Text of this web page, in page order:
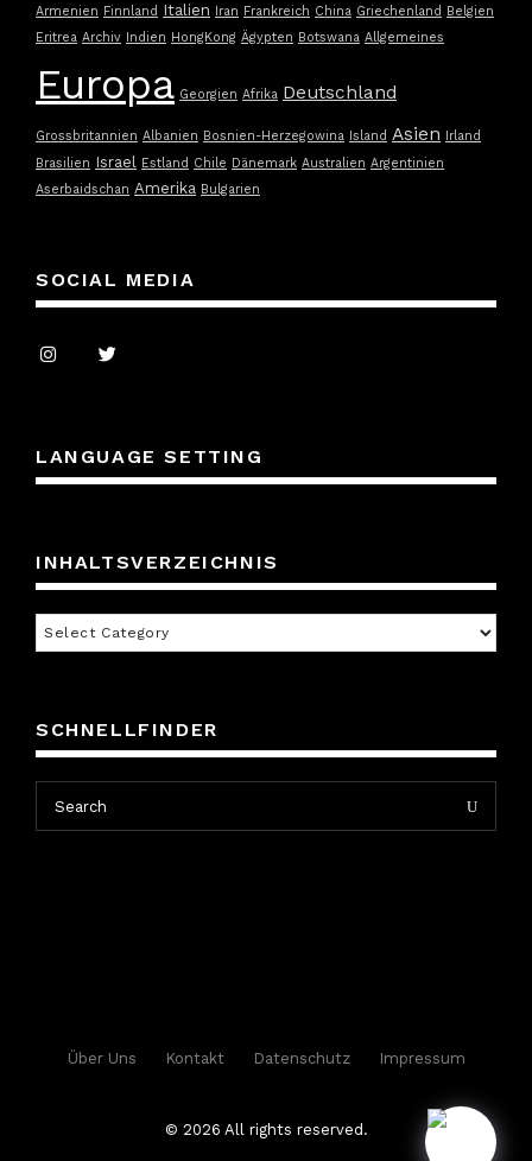
Armenien Finnland Italien Iran Frankreich China Griechenland Belgien
Eritrea Archiv Indien HongKong Ägypten Botswana Allgemeines
Europa Georgien Afrika Deutschland
Grossbritannien Albanien Bosnien-Herzegowina Island Asien Irland
Brasilien Israel Estland Chile Dänemark Australien Argentinien
Aserbaidschan Amerika Bulgarien
SOCIAL MEDIA
LANGUAGE SETTING
INHALTSVERZEICHNIS
Inhaltsverzeichnis
SCHNELLFINDER
Search
Über Uns Kontakt Datenschutz Impressum
© 2026 All rights reserved.